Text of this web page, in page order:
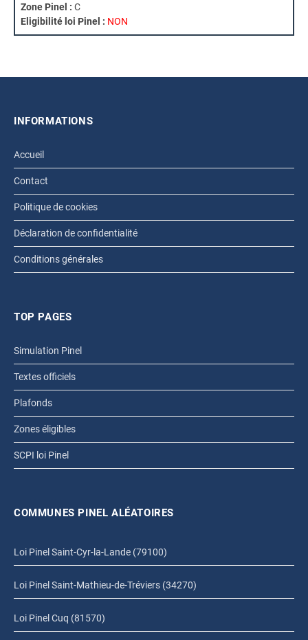
Zone Pinel : C
Eligibilité loi Pinel : NON
INFORMATIONS
Accueil
Contact
Politique de cookies
Déclaration de confidentialité
Conditions générales
TOP PAGES
Simulation Pinel
Textes officiels
Plafonds
Zones éligibles
SCPI loi Pinel
COMMUNES PINEL ALÉATOIRES
Loi Pinel Saint-Cyr-la-Lande (79100)
Loi Pinel Saint-Mathieu-de-Tréviers (34270)
Loi Pinel Cuq (81570)